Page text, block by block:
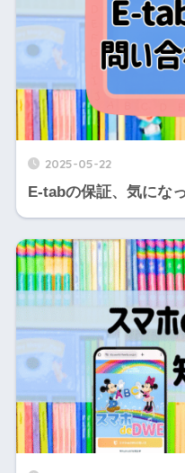
2025-05-22
E-tabの保証、気にな